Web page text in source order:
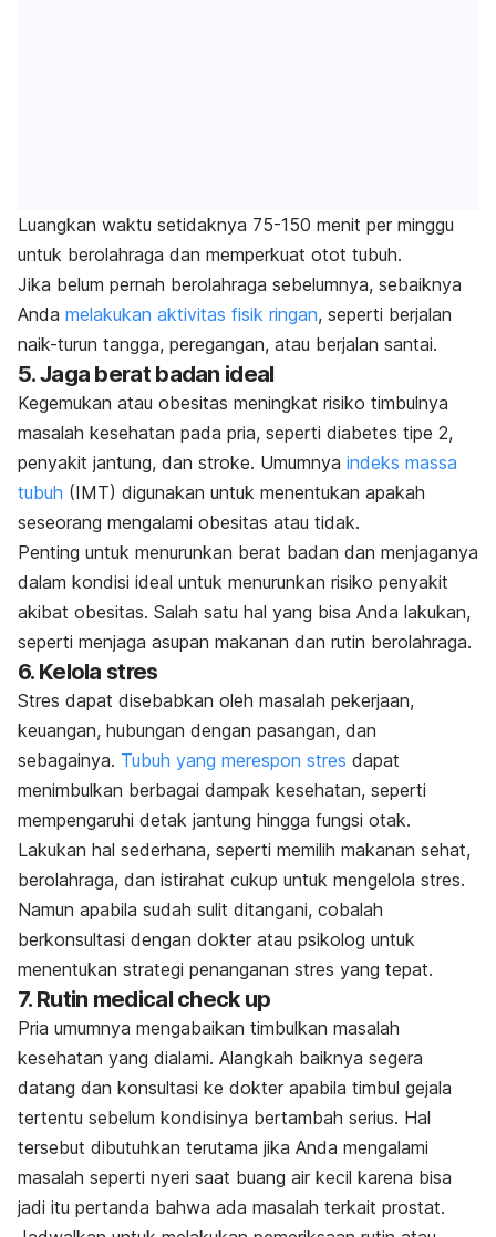
Luangkan waktu setidaknya 75-150 menit per minggu
untuk berolahraga dan memperkuat otot tubuh.
Jika belum pernah berolahraga sebelumnya, sebaiknya
Anda melakukan aktivitas fisik ringan, seperti berjalan
naik-turun tangga, peregangan, atau berjalan santai.
5. Jaga berat badan ideal
Kegemukan atau obesitas meningkat risiko timbulnya
masalah kesehatan pada pria, seperti diabetes tipe 2,
penyakit jantung, dan stroke. Umumnya indeks massa
tubuh (IMT) digunakan untuk menentukan apakah
seseorang mengalami obesitas atau tidak.
Penting untuk menurunkan berat badan dan menjaganya
dalam kondisi ideal untuk menurunkan risiko penyakit
akibat obesitas. Salah satu hal yang bisa Anda lakukan,
seperti menjaga asupan makanan dan rutin berolahraga.
6. Kelola stres
Stres dapat disebabkan oleh masalah pekerjaan,
keuangan, hubungan dengan pasangan, dan
sebagainya. Tubuh yang merespon stres dapat
menimbulkan berbagai dampak kesehatan, seperti
mempengaruhi detak jantung hingga fungsi otak.
Lakukan hal sederhana, seperti memilih makanan sehat,
berolahraga, dan istirahat cukup untuk mengelola stres.
Namun apabila sudah sulit ditangani, cobalah
berkonsultasi dengan dokter atau psikolog untuk
menentukan strategi penanganan stres yang tepat.
7. Rutin medical check up
Pria umumnya mengabaikan timbulkan masalah
kesehatan yang dialami. Alangkah baiknya segera
datang dan konsultasi ke dokter apabila timbul gejala
tertentu sebelum kondisinya bertambah serius. Hal
tersebut dibutuhkan terutama jika Anda mengalami
masalah seperti nyeri saat buang air kecil karena bisa
jadi itu pertanda bahwa ada masalah terkait prostat.